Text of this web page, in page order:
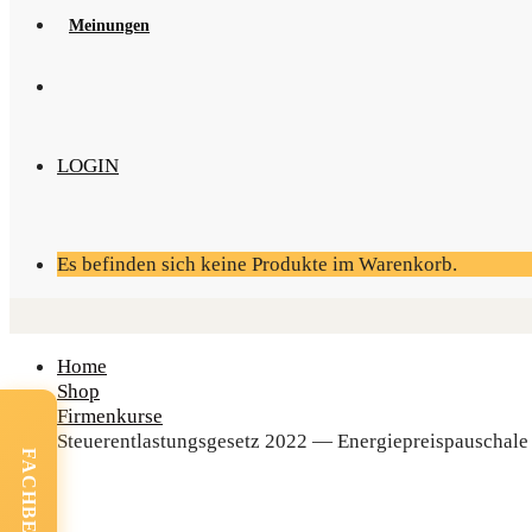
Mei­nun­gen
LOGIN
Es befinden sich keine Produkte im Warenkorb.
Home
Shop
Firmenkurse
Steu­er­ent­las­tungs­ge­setz 2022 — Ener­gie­preis­pau­scha­le